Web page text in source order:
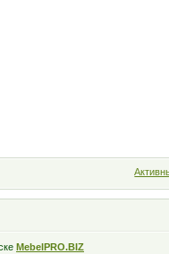
MebelPRO.BIZ